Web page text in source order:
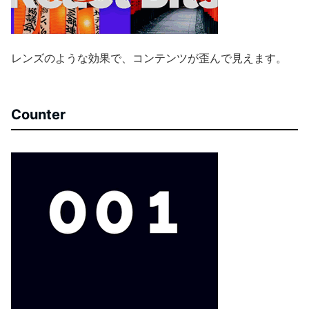
レンズのような効果で、コンテンツが歪んで見えます。
Counter